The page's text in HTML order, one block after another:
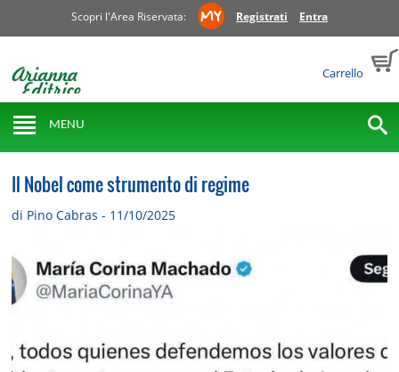
Scopri l'Area Riservata: Registrati Entra
Carrello
MENU
Il Nobel come strumento di regime
di Pino Cabras - 11/10/2025